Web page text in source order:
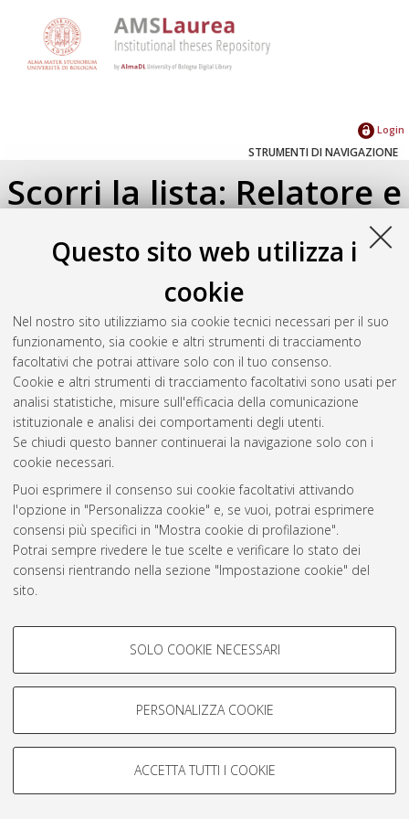
Questo sito web utilizza i
cookie
Nel nostro sito utilizziamo sia cookie tecnici necessari per il suo
funzionamento, sia cookie e altri strumenti di tracciamento
facoltativi che potrai attivare solo con il tuo consenso.
Cookie e altri strumenti di tracciamento facoltativi sono usati per
analisi statistiche, misure sull'efficacia della comunicazione
istituzionale e analisi dei comportamenti degli utenti.
Se chiudi questo banner continuerai la navigazione solo con i
cookie necessari.
Puoi esprimere il consenso sui cookie facoltativi attivando
l'opzione in "Personalizza cookie" e, se vuoi, potrai esprimere
consensi più specifici in "Mostra cookie di profilazione".
Potrai sempre rivedere le tue scelte e verificare lo stato dei
consensi rientrando nella sezione "Impostazione cookie" del
sito.
COOKIE DI PROFILAZIONE -
Si tratta di cookie utilizzati per analizzare le caratteristiche della
navigazione degli utenti, creare profili in base al loro comportamento
Mostra cookie di profilazione
COOKIE TECNICI - NECESSARI
SOLO COOKIE NECESSARI
PERSONALIZZA COOKIE
ACCETTA TUTTI I COOKIE
Login
STRUMENTI DI NAVIGAZIONE
Scorri la lista: Relatore e
Correlatore
Seleziona un valore dall'elenco sottostante.
2024(1)
2018(2)
2017 (1)
Atom
Rss 1.0
Rss 2.0
AMS Laurea
Servizio implementato e gestito da AlmaDL
Informativa sulla privacy
Condizioni d’uso del sito
© ALMA MATER STUDIORUM - Università di Bologna, 2007-2026.